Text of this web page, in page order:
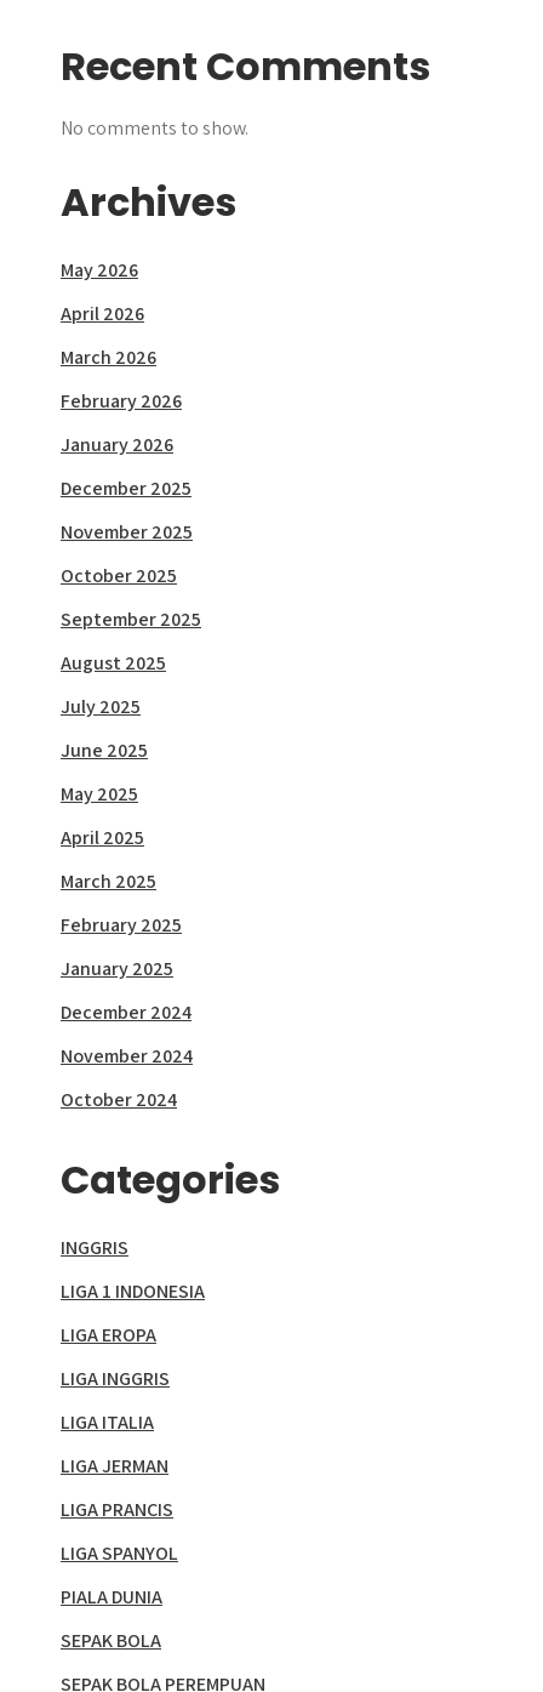
Recent Comments
No comments to show.
Archives
May 2026
April 2026
March 2026
February 2026
January 2026
December 2025
November 2025
October 2025
September 2025
August 2025
July 2025
June 2025
May 2025
April 2025
March 2025
February 2025
January 2025
December 2024
November 2024
October 2024
Categories
INGGRIS
LIGA 1 INDONESIA
LIGA EROPA
LIGA INGGRIS
LIGA ITALIA
LIGA JERMAN
LIGA PRANCIS
LIGA SPANYOL
PIALA DUNIA
SEPAK BOLA
SEPAK BOLA PEREMPUAN